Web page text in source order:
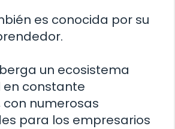
es conocida por su
un ecosistema
constante
numerosas
para los empresarios